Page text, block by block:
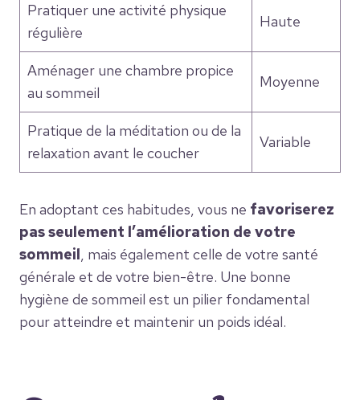
Pratiquer une activité physique
régulière
Haute
Aménager une chambre propice
au sommeil
Moyenne
Pratique de la méditation ou de la
relaxation avant le coucher
Variable
En adoptant ces habitudes, vous ne favoriserez
pas seulement l’amélioration de votre
sommeil, mais également celle de votre santé
générale et de votre bien-être. Une bonne
hygiène de sommeil est un pilier fondamental
pour atteindre et maintenir un poids idéal.